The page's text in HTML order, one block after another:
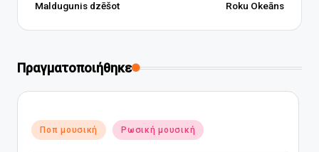
Maldugunis dzēšot
Roku Okeāns
Πραγματοποιήθηκε
Αναρτήθηκε
σε
Ποπ μουσική Ρωσική μουσική